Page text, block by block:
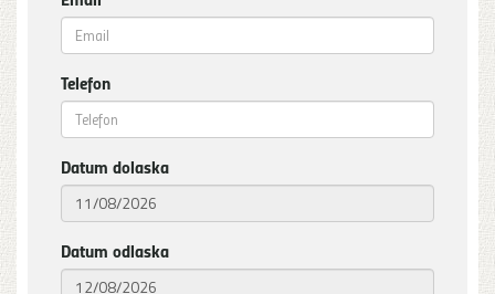
Telefon
Datum dolaska
Datum odlaska